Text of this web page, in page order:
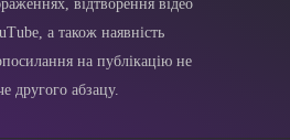
відтворення відео
а також наявність
на публікацію не
другого абзацу.